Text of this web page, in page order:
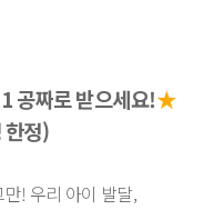
공짜로 받으세요!★
정)
! 우리 아이 발달,